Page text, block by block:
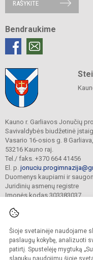
Šioje svetainėje naudojame
paslaugų kokybę, analizuoti
patirtį. Spustelėję mygtuką
slapukų naudojimu šioje
RAŠYKITE
Bendraukime
Kauno r. Garliavos Jonučių
Savivaldybės biudžetinė
Vasario 16-osios g. 8 Garliava,
53216 Kauno raj.
Tel./ faks. +370 664 41456
El. p.
Duomenys kaupiami ir
Juridinių asmenų registre
Įmonės kodas 303383037
© 2023. Kauno r. Garliavos
Kopijuoti turinį be raštiško
Prieinamumo